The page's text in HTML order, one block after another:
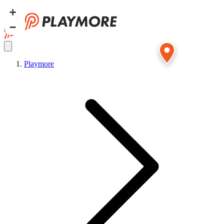
Playmore
+
−